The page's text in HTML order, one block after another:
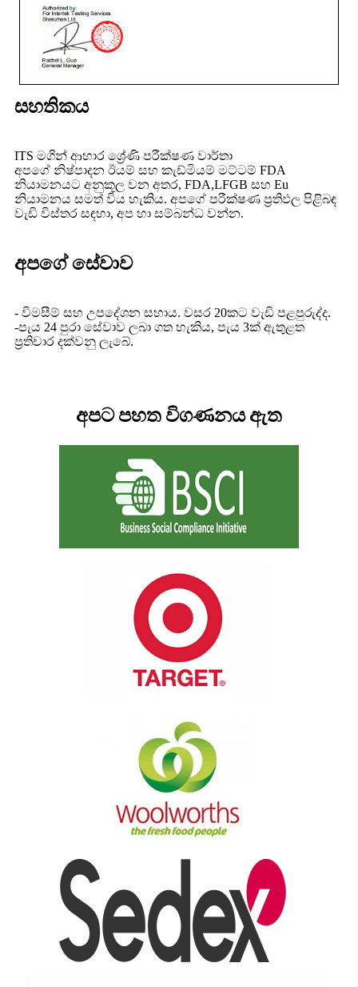
සහතිකය
ITS මගින් ආහාර ශ්‍රේණි පරීක්ෂණ වාර්තා
අපගේ නිෂ්පාදන ඊයම් සහ කැඩ්මියම් මට්ටම් FDA
නියාමනයට අනුකූල වන අතර, FDA,LFGB සහ Eu
නියාමනය සමත් විය හැකිය. අපගේ පරීක්ෂණ ප්‍රතිඵල පිළිබඳ
වැඩි විස්තර සඳහා, අප හා සම්බන්ධ වන්න.
අපගේ සේවාව
- විමසීම් සහ උපදේශන සහාය. වසර 20කට වැඩි පළපුරුද්ද.
-පැය 24 පුරා සේවාව ලබා ගත හැකිය, පැය 3ක් ඇතුළත
ප්‍රතිචාර දක්වනු ලැබේ.
අපට පහත විගණනය ඇත